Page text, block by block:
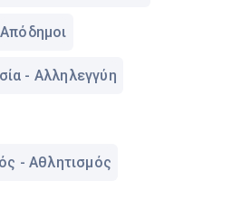
Απόδημοι
- Αλληλεγγύη
- Αθλητισμός